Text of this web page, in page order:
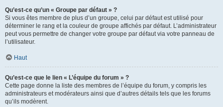
Qu’est-ce qu’un « Groupe par défaut » ?
Si vous êtes membre de plus d’un groupe, celui par défaut est utilisé pour
déterminer le rang et la couleur de groupe affichés par défaut. L’administrateur
peut vous permettre de changer votre groupe par défaut via votre panneau de
l’utilisateur.
Haut
Qu’est-ce que le lien « L’équipe du forum » ?
Cette page donne la liste des membres de l’équipe du forum, y compris les
administrateurs et modérateurs ainsi que d’autres détails tels que les forums
qu’ils modèrent.